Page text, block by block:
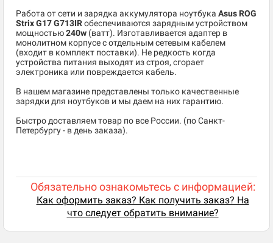
Работа от сети и зарядка аккумулятора ноутбука Asus ROG
Strix G17 G713IRобеспечиваются зарядным устройством
мощностью240w (ватт). Изготавливается адаптер в
монолитном корпусе с отдельным сетевым кабелем
(входит в комплект поставки). Не редкость когда
устройства питания выходят из строя, сгорает
электроника или повреждается кабель.
В нашем магазине представлены только качественные
зарядки для ноутбуков и мы даем на них гарантию.
Быстро доставляем товар по все России. (по Санкт-
Петербургу - в день заказа).
Обязательно ознакомьтесь с информацией:
Как оформить заказ? Как получить заказ? На
что следует обратить внимание?